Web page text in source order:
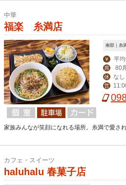
中華
福楽 糸満店
南部｜糸
￥ 平
席 80
休 なし
営
家族みんなが笑顔になれる場所。糸満で愛さ
カフェ・スイーツ
haluhalu 春菓子店